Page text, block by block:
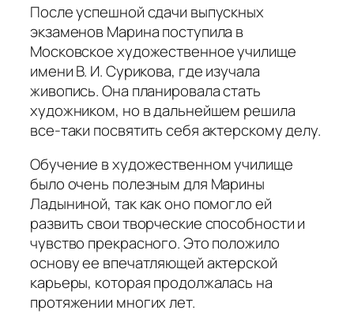
После успешной сдачи выпускных
экзаменов Марина поступила в
Московское художественное училище
имени В. И. Сурикова, где изучала
живопись. Она планировала стать
художником, но в дальнейшем решила
все-таки посвятить себя актерскому делу.
Обучение в художественном училище
было очень полезным для Марины
Ладыниной, так как оно помогло ей
развить свои творческие способности и
чувство прекрасного. Это положило
основу ее впечатляющей актерской
карьеры, которая продолжалась на
протяжении многих лет.